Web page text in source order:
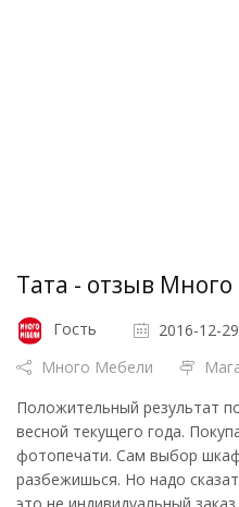
Тата - отзыв
Гость 2016-12-
Много Мебели
Положительный результат
весной текущего года.
фотопечати. Сам выбор
разбежишься. Но надо